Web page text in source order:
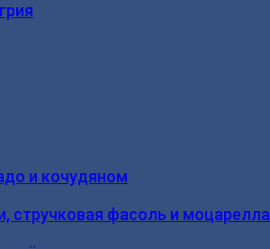
и кочудяном
стручковая фасоль и моцарелла